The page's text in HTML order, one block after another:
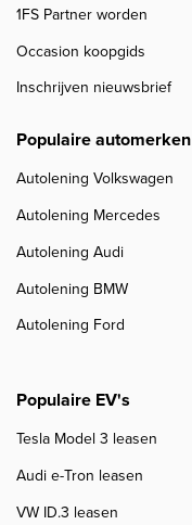
1FS Partner worden
Occasion koopgids
Inschrijven nieuwsbrief
Populaire automerken
Autolening Volkswagen
Autolening Mercedes
Autolening Audi
Autolening BMW
Autolening Ford
Populaire EV's
Tesla Model 3 leasen
Audi e-Tron leasen
VW ID.3 leasen